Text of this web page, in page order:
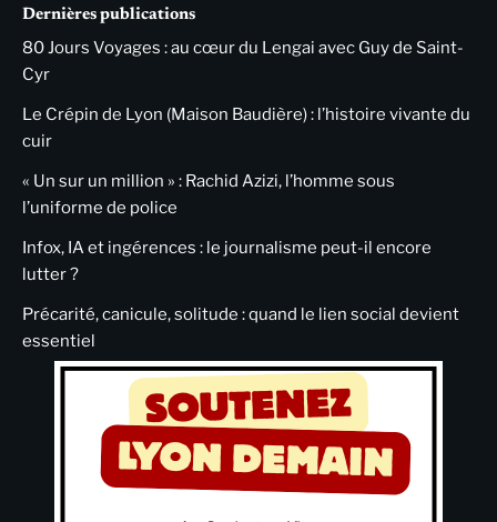
Dernières publications
80 Jours Voyages : au cœur du Lengai avec Guy de Saint-
Cyr
Le Crépin de Lyon (Maison Baudière) : l’histoire vivante du
cuir
« Un sur un million » : Rachid Azizi, l’homme sous
l’uniforme de police
Infox, IA et ingérences : le journalisme peut-il encore
lutter ?
Précarité, canicule, solitude : quand le lien social devient
essentiel